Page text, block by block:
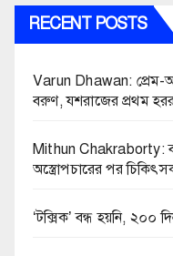
RECENT POSTS
Varun Dhawan: প্রেম-
বরুণ, যশরাজের প্রথম
Mithun Chakraborty:
অস্ত্রোপচারের পর
‘টক্সিক’ বন্ধ হয়নি, ২০০